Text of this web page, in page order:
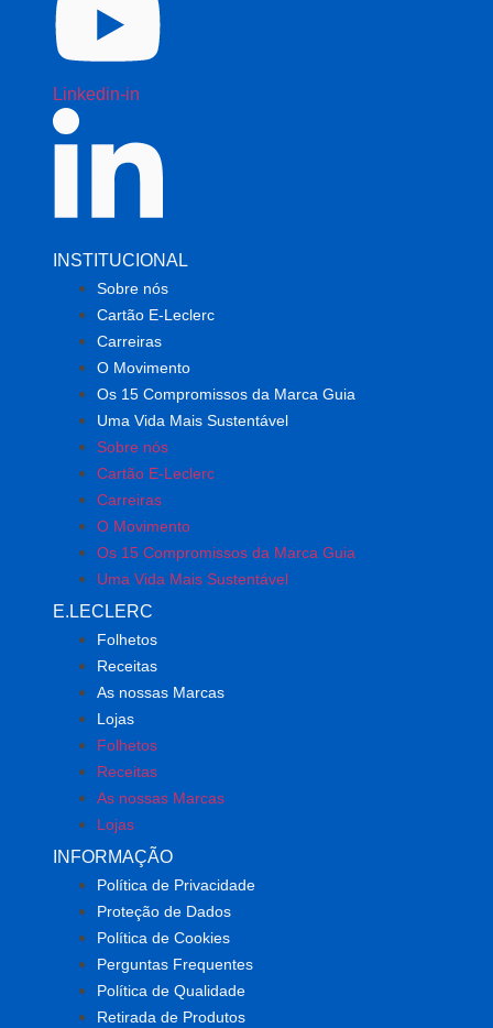
Linkedin-in
INSTITUCIONAL
Sobre nós
Cartão E-Leclerc
Carreiras
O Movimento
Os 15 Compromissos da Marca Guia
Uma Vida Mais Sustentável
Sobre nós
Cartão E-Leclerc
Carreiras
O Movimento
Os 15 Compromissos da Marca Guia
Uma Vida Mais Sustentável
E.LECLERC
Folhetos
Receitas
As nossas Marcas
Lojas
Folhetos
Receitas
As nossas Marcas
Lojas
INFORMAÇÃO
Política de Privacidade
Proteção de Dados
Política de Cookies
Perguntas Frequentes
Política de Qualidade
Retirada de Produtos